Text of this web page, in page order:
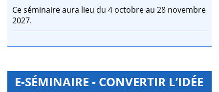
Ce séminaire aura lieu du 4 octobre au 28 novembre
2027.
E-SÉMINAIRE - CONVERTIR L’IDÉE